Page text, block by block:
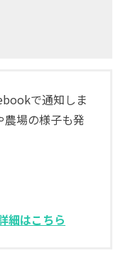
で通知しま
農場の様子も発
細はこちら